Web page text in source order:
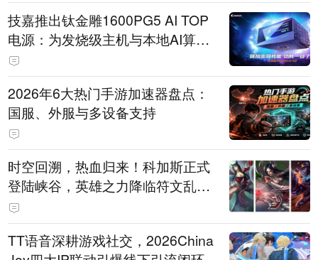
技嘉推出钛金雕1600PG5 AI TOP
电源：为发烧级主机与本地AI算力
打造旗舰供电方案
2026年6大热门手游加速器盘点：
国服、外服与多设备支持
时空回溯，热血归来！科加斯正式
登陆峡谷，英雄之力降临符文乱
斗！
TT语音深耕游戏社交，2026China